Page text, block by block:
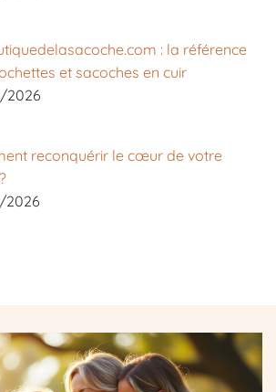
: la référence
et sacoches en cuir
2026
reconquérir le cœur de votre
2026